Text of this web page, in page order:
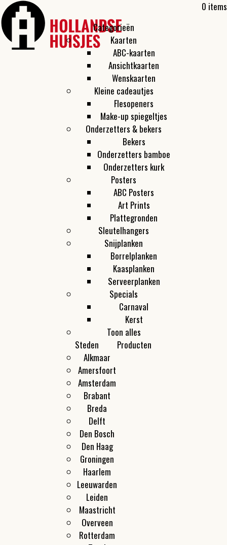
0 items
Categorieën
Kaarten
ABC-kaarten
Ansichtkaarten
Wenskaarten
Kleine cadeautjes
Flesopeners
Make-up spiegeltjes
Onderzetters & bekers
Bekers
Onderzetters bamboe
Onderzetters kurk
Posters
ABC Posters
Art Prints
Plattegronden
Sleutelhangers
Snijplanken
Borrelplanken
Kaasplanken
Serveerplanken
Specials
Carnaval
Kerst
Toon alles
Steden
Alkmaar
Amersfoort
Amsterdam
Brabant
Breda
Delft
Den Bosch
Den Haag
Groningen
Haarlem
Leeuwarden
Leiden
Maastricht
Overveen
Rotterdam
Producten